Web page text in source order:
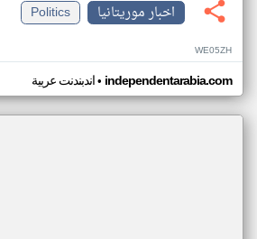
اخبار موريتانيا
Politics
WE05ZH
اندبندنت عربية• independentarabia.com